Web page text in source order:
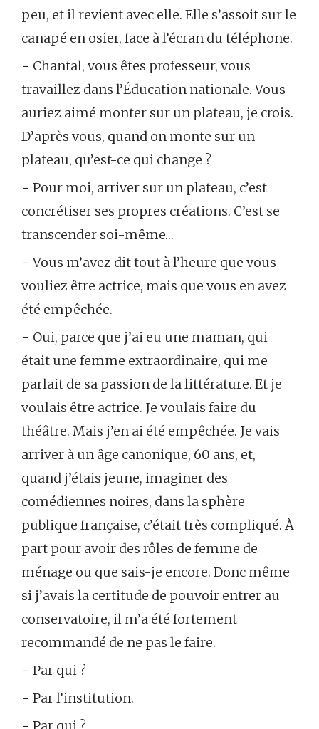
peu, et il revient avec elle. Elle s’assoit sur le
canapé en osier, face à l’écran du téléphone.
− Chantal, vous êtes professeur, vous
travaillez dans l’Éducation nationale. Vous
auriez aimé monter sur un plateau, je crois.
D’après vous, quand on monte sur un
plateau, qu’est-ce qui change ?
− Pour moi, arriver sur un plateau, c’est
concrétiser ses propres créations. C’est se
transcender soi-même…
− Vous m’avez dit tout à l’heure que vous
vouliez être actrice, mais que vous en avez
été empêchée.
− Oui, parce que j’ai eu une maman, qui
était une femme extraordinaire, qui me
parlait de sa passion de la littérature. Et je
voulais être actrice. Je voulais faire du
théâtre. Mais j’en ai été empêchée. Je vais
arriver à un âge canonique, 60 ans, et,
quand j’étais jeune, imaginer des
comédiennes noires, dans la sphère
publique française, c’était très compliqué. À
part pour avoir des rôles de femme de
ménage ou que sais-je encore. Donc même
si j’avais la certitude de pouvoir entrer au
conservatoire, il m’a été fortement
recommandé de ne pas le faire.
− Par qui ?
− Par l’institution.
− Par qui ?